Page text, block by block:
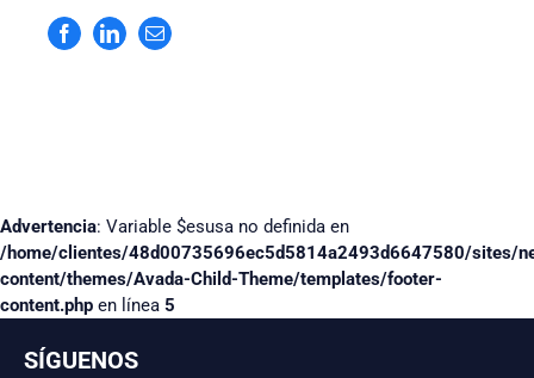
Facebook
LinkedInCorreo
electrónico
Advertencia: Variable $esusa no definida en
/home/clientes/48d00735696ec5d5814a2493d6647580/sites/
content/themes/Avada-Child-Theme/templates/footer-
content.php en línea 5
SÍGUENOS